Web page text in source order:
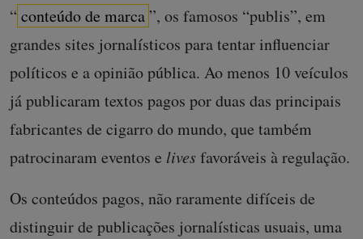
“ conteúdo de marca”, os famosos “publis”, em
grandes sites jornalísticos para tentar influenciar
políticos e a opinião pública. Ao menos 10 veículos
já publicaram textos pagos por duas das principais
fabricantes de cigarro do mundo, que também
patrocinaram eventos e livesfavoráveis à regulação.
Os conteúdos pagos, não raramente difíceis de
distinguir de publicações jornalísticas usuais, uma